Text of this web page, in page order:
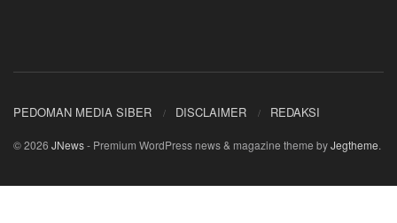
PEDOMAN MEDIA SIBER DISCLAIMER REDAKSI
© 2026 JNews- Premium WordPress news & magazine theme byJegtheme.